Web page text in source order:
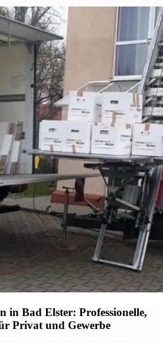
in Bad Elster: Professionelle,
Privat und Gewerbe